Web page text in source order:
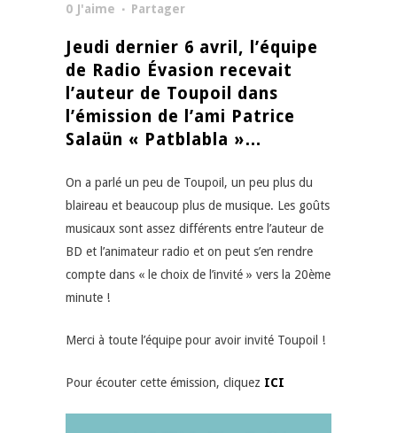
0 J'aime Partager
Jeudi dernier 6 avril, l’équipe
de Radio Évasion recevait
l’auteur de Toupoil dans
l’émission de l’ami Patrice
Salaün « Patblabla »…
On a parlé un peu de Toupoil, un peu plus du
blaireau et beaucoup plus de musique. Les goûts
musicaux sont assez différents entre l’auteur de
BD et l’animateur radio et on peut s’en rendre
compte dans « le choix de l’invité » vers la 20ème
minute !
Merci à toute l’équipe pour avoir invité Toupoil !
Pour écouter cette émission, cliquez ICI